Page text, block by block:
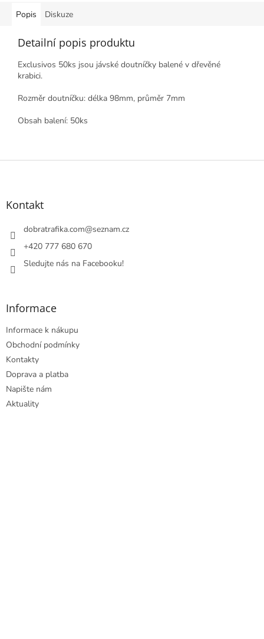
Popis Diskuze
Detailní popis produktu
Exclusivos 50ks jsou jávské doutníčky balené v dřevěné
krabici.
Rozměr doutníčku: délka 98mm, průměr 7mm
Obsah balení: 50ks
Z
Kontakt
dobratrafika.com@seznam.cz
+420 777 680 670
Sledujte nás na Facebooku!
Informace
Informace k nákupu
Obchodní podmínky
Kontakty
Doprava a platba
Napište nám
Aktuality